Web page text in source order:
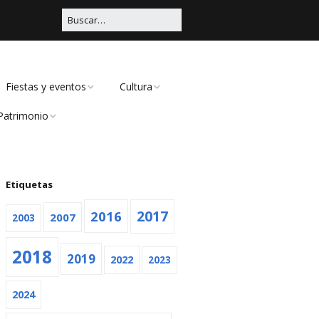
Fiestas y eventos
Carnaval
Feria
Navidad
Otras
Cultura
Religioso
Etiquetas
2003 2007 2016 2017
2018 2019 2022 2023
2024